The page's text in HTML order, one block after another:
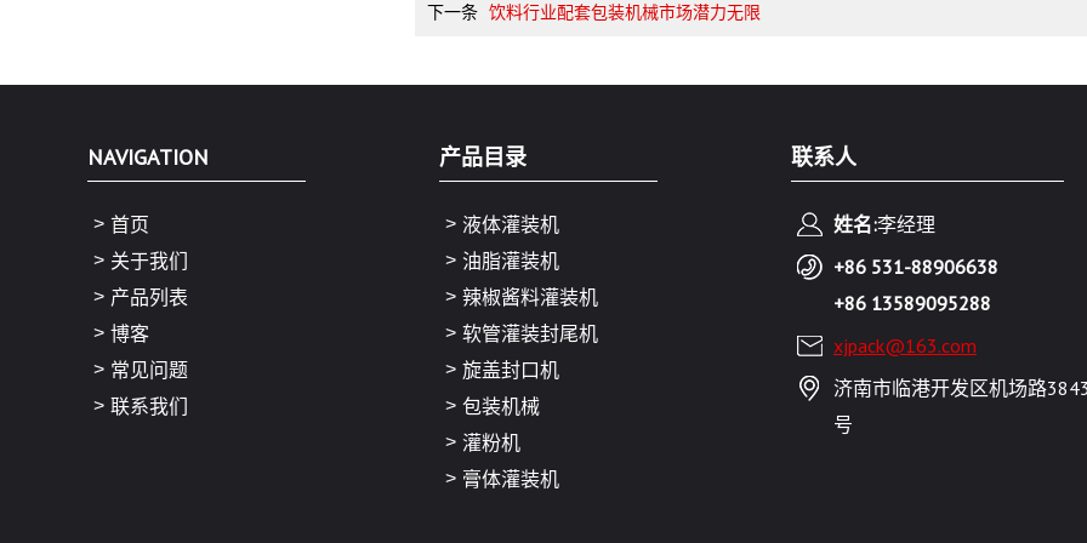
下一条 饮料行业配套包装机械市场潜力无限
NAVIGATION
首页
关于我们
产品列表
博客
常见问题
联系我们
产品目录
液体灌装机
油脂灌装机
辣椒酱料灌装机
软管灌装封尾机
旋盖封口机
包装机械
灌粉机
膏体灌装机
联系人
姓名:李经理
+86 531-88906638
+86 13589095288
xjpack@163.com
济南市临港开发区机场路
号